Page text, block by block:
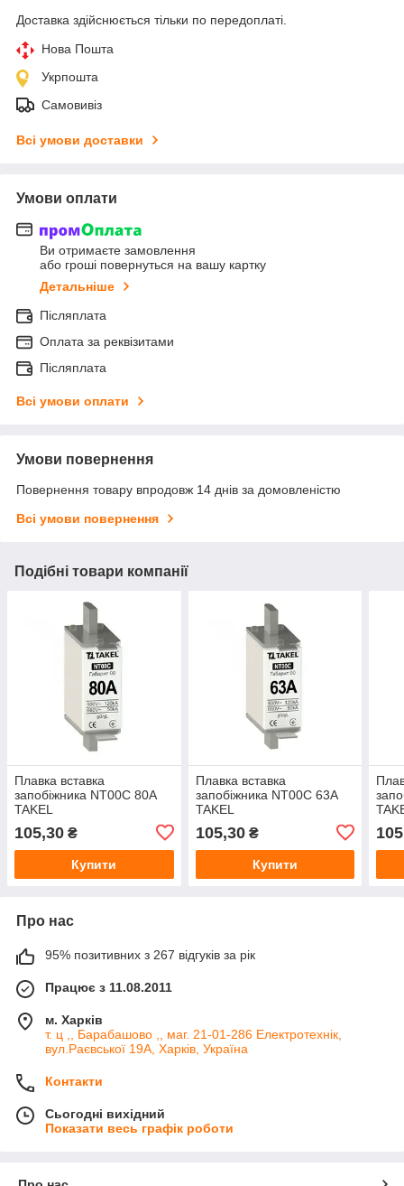
Доставка здійснюється тільки по передоплаті.
Нова Пошта
Укрпошта
Самовивіз
Всі умови доставки
Умови оплати
Ви отримаєте замовлення
або гроші повернуться на вашу картку
Детальніше
Післяплата
Оплата за реквізитами
Післяплата
Всі умови оплати
Умови повернення
Повернення товару впродовж 14 днів за домовленістю
Всі умови повернення
Подібні товари компанії
Плавка вставка
запобіжника NT00С 80А
TAKEL
105,30 ₴
Купити
Плавка вставка
запобіжника NT00С 63А
TAKEL
105,30₴
Купити
Про нас
95% позитивних з 267 відгуків за рік
Працює з 11.08.2011
м. Харків
т. ц ,, Барабашово ,, маг. 21-01-286 Електротехнік,
вул.Раєвської 19А, Харків, Україна
Контакти
Сьогодні вихідний
Показати весь графік роботи